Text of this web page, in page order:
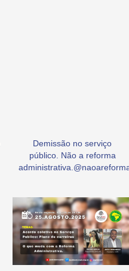
Demissão no serviço
público. Não a reforma